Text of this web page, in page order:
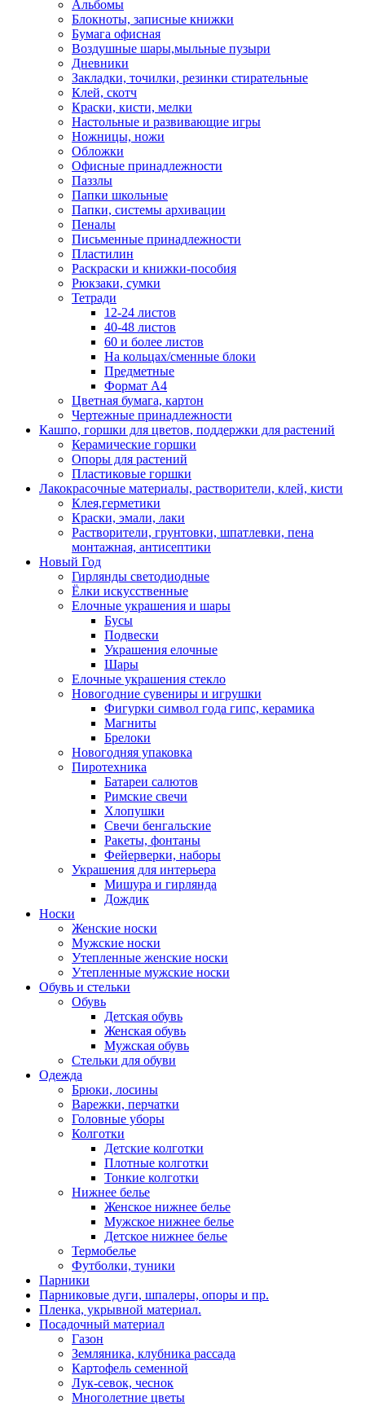
Альбомы
Блокноты, записные книжки
Бумага офисная
Воздушные шары,мыльные пузыри
Дневники
Закладки, точилки, резинки стирательные
Клей, скотч
Краски, кисти, мелки
Настольные и развивающие игры
Ножницы, ножи
Обложки
Офисные принадлежности
Паззлы
Папки школьные
Папки, системы архивации
Пеналы
Письменные принадлежности
Пластилин
Раскраски и книжки-пособия
Рюкзаки, сумки
Тетради
12-24 листов
40-48 листов
60 и более листов
На кольцах/сменные блоки
Предметные
Формат А4
Цветная бумага, картон
Чертежные принадлежности
Кашпо, горшки для цветов, поддержки для растений
Керамические горшки
Опоры для растений
Пластиковые горшки
Лакокрасочные материалы, растворители, клей, кисти
Клея,герметики
Краски, эмали, лаки
Растворители, грунтовки, шпатлевки, пена
монтажная, антисептики
Новый Год
Гирлянды светодиодные
Ёлки искусственные
Елочные украшения и шары
Бусы
Подвески
Украшения елочные
Шары
Елочные украшения стекло
Новогодние сувениры и игрушки
Фигурки символ года гипс, керамика
Магниты
Брелоки
Новогодняя упаковка
Пиротехника
Батареи салютов
Римские свечи
Хлопушки
Свечи бенгальские
Ракеты, фонтаны
Фейерверки, наборы
Украшения для интерьера
Мишура и гирлянда
Дождик
Носки
Женские носки
Мужские носки
Утепленные женские носки
Утепленные мужские носки
Обувь и стельки
Обувь
Детская обувь
Женская обувь
Мужская обувь
Стельки для обуви
Одежда
Брюки, лосины
Варежки, перчатки
Головные уборы
Колготки
Детские колготки
Плотные колготки
Тонкие колготки
Нижнее белье
Женское нижнее белье
Мужское нижнее белье
Детское нижнее белье
Термобелье
Футболки, туники
Парники
Парниковые дуги, шпалеры, опоры и пр.
Пленка, укрывной материал.
Посадочный материал
Газон
Земляника, клубника рассада
Картофель семенной
Лук-севок, чеснок
Многолетние цветы